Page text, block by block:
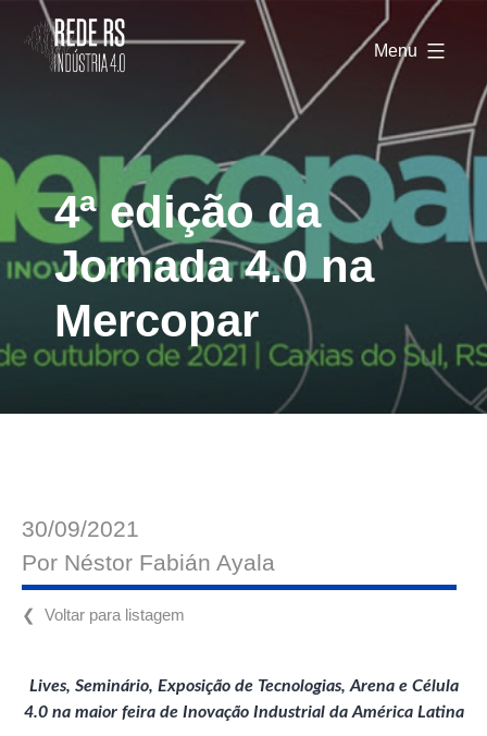
Rede
RS
Indústria
Menu
4ª edição da
Jornada 4.0 na
Mercopar
30/09/2021
Por Néstor Fabián Ayala
❮ Voltar para listagem
Lives, Seminário, Exposição de Tecnologias, Arena e Célula
4.0 na maior feira de Inovação Industrial da América Latina